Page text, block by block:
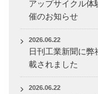
アップサイクル体
催のお知らせ
2026.06.22
日刊工業新聞に
載されました
2026.06.22